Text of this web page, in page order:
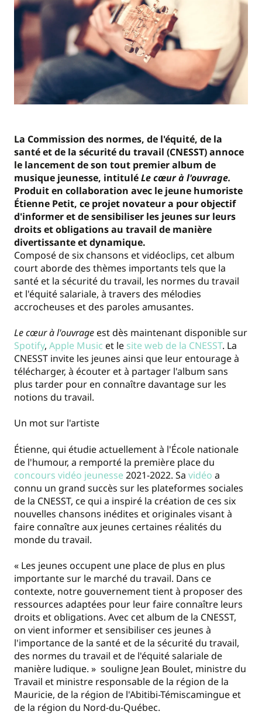
La Commission des normes, de l'équité, de la
santé et de la sécurité du travail (CNESST) annoce
le lancement de son tout premier album de
musique jeunesse, intituléLe cœur à l'ouvrage.
Produit en collaboration avec le jeune humoriste
Étienne Petit, ce projet novateur a pour objectif
d'informer et de sensibiliser les jeunes sur leurs
droits et obligations au travail de manière
divertissante et dynamique.
Composé de six chansons et vidéoclips, cet album
court aborde des thèmes importants tels que la
santé et la sécurité du travail, les normes du travail
et l'équité salariale, à travers des mélodies
accrocheuses et des paroles amusantes.
Le cœur à l'ouvrage est dès maintenant disponible sur
Spotify, Apple Music et le site web de la CNESST. La
CNESST invite les jeunes ainsi que leur entourage à
télécharger, à écouter et à partager l'album sans
plus tarder pour en connaître davantage sur les
notions du travail.
Un mot sur l'artiste
Étienne, qui étudie actuellement à l'École nationale
de l'humour, a remporté la première place du
concours vidéo jeunesse2021-2022. Sa vidéo a
connu un grand succès sur les plateformes sociales
de la CNESST, ce qui a inspiré la création de ces six
nouvelles chansons inédites et originales visant à
faire connaître aux jeunes certaines réalités du
monde du travail.
« Les jeunes occupent une place de plus en plus
importante sur le marché du travail. Dans ce
contexte, notre gouvernement tient à proposer des
ressources adaptées pour leur faire connaître leurs
droits et obligations. Avec cet album de la CNESST,
on vient informer et sensibiliser ces jeunes à
l'importance de la santé et de la sécurité du travail,
des normes du travail et de l'équité salariale de
manière ludique. » souligne Jean Boulet, ministre du
Travail et ministre responsable de la région de la
Mauricie, de la région de l'Abitibi-Témiscamingue et
de la région du Nord-du-Québec.